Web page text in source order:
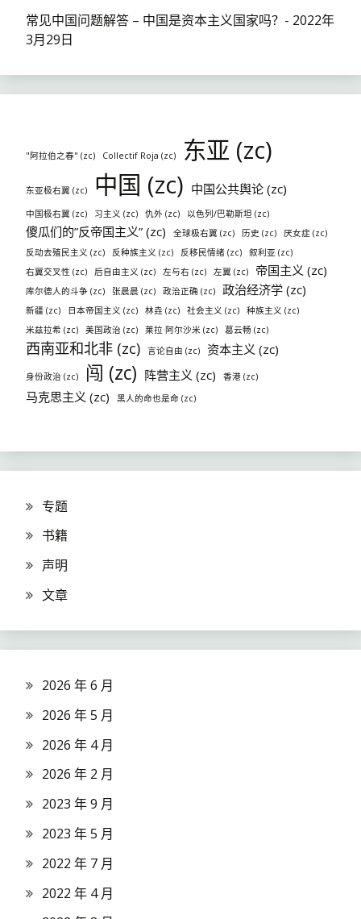
常见中国问题解答 – 中国是资本主义国家吗？- 2022年
3月29日
"阿拉伯之春" (zc) Collectif Roja (zc) 东亚 (zc)
东亚极右翼 (zc) 中国 (zc) 中国公共舆论 (zc)
中国极右翼 (zc) 习主义 (zc) 仇外 (zc) 以色列/巴勒斯坦 (zc)
傻瓜们的”反帝国主义” (zc) 全球极右翼 (zc) 历史 (zc)
厌女症 (zc)
反动去殖民主义 (zc)
反种族主义 (zc) 反移民情绪 (zc)
叙利亚 (zc)
右翼交叉性 (zc)
后自由主义 (zc) 左与右 (zc) 左翼 (zc) 帝国主义 (zc)
库尔德人的斗争 (zc) 张晨晨 (zc) 政治正确 (zc) 政治经济学 (zc)
新疆 (zc) 日本帝国主义 (zc) 林垚 (zc) 社会主义 (zc)
种族主义 (zc)
米兹拉希 (zc)
美国政治 (zc) 莱拉·阿尔沙米 (zc) 葛云畅 (zc)
西南亚和北非 (zc) 言论自由 (zc) 资本主义 (zc)
身份政治 (zc) 闯 (zc) 阵营主义 (zc) 香港 (zc)
马克思主义 (zc) 黑人的命也是命 (zc)
专题
书籍
声明
文章
2026 年 6 月
2026 年 5 月
2026 年 4 月
2026 年 2 月
2023 年 9 月
2023 年 5 月
2022 年 7 月
2022 年 4 月